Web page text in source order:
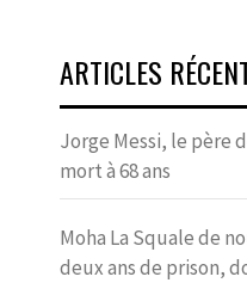
ARTICLES
Jorge Messi, le père
mort à 68 ans
Moha La Squale de
deux ans de prison,